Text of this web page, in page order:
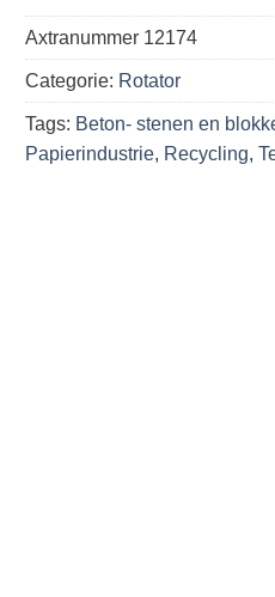
Axtranummer 12174
Categorie: Rotator
Tags: Beton- stenen en
Papierindustrie, Recycling,